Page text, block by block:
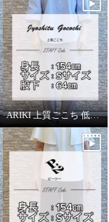
ARIKI 上質ごこち 低身長スタッフがはいてみました！